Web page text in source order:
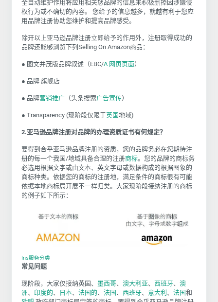
全自动维护作用将应用相关您品牌的信息来积极删掉因涉嫌侵
权行为或不确切的內容。 您给予的信息越多，就越有利于您应
用品牌注册协助您维护和提高品牌感受。
除开以上亚马逊品牌注册立即给予的作用外，注册取得成功的
品牌还能够浏览下列Selling On Amazon商品：
● 图文并茂版品牌叙述（EBC/A 网页页面）
● 品牌 旗舰店
● 品牌营销推广 （头条搜索广告宣传）
● Transparency (现阶段仅限于英国地域)
2.亚马逊品牌注册对品牌的办理资质证书有何规定？
要得到合乎亚马逊品牌注册的资质，您的品牌务必在您期待注
册的每一个我国/地域具备合理的注册商标。您的品牌的商标务
必选用根据文字或由文本、英文字母或数据构成的根据图象的
商标种类。依据您的商标的注册地，满足条件的商标很有可能
依据本地商标局开展不一样归类。大家现阶段接纳注册的商标
的例子如下所示：
Ins服务分类
常见问题
现阶段，大家仅接纳英国、 墨西哥、 澳大利亚、 西班牙、 澳
洲、 印度的、 日本、 法国的、 法国 、 西班牙、 意大利 、 法国和